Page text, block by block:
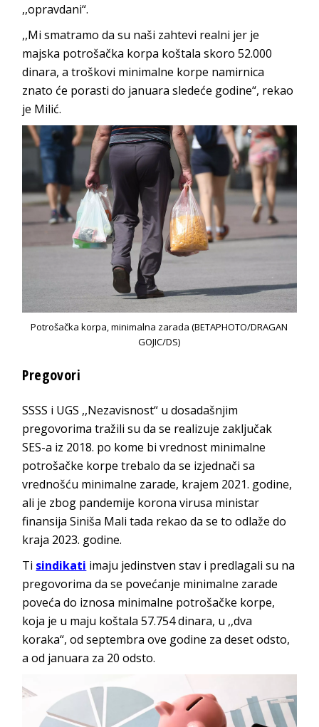
,,opravdani“.
,,Mi smatramo da su naši zahtevi realni jer je
majska potrošačka korpa koštala skoro 52.000
dinara, a troškovi minimalne korpe namirnica
znato će porasti do januara sledeće godine“, rekao
je Milić.
Potrošačka korpa, minimalna zarada (BETAPHOTO/DRAGAN
GOJIC/DS)
Pregovori
SSSS i UGS ,,Nezavisnost“ u dosadašnjim
pregovorima tražili su da se realizuje zaključak
SES-a iz 2018. po kome bi vrednost minimalne
potrošačke korpe trebalo da se izjednači sa
vrednošću minimalne zarade, krajem 2021. godine,
ali je zbog pandemije korona virusa ministar
finansija Siniša Mali tada rekao da se to odlaže do
kraja 2023. godine.
Ti sindikati imaju jedinstven stav i predlagali su na
pregovorima da se povećanje minimalne zarade
poveća do iznosa minimalne potrošačke korpe,
koja je u maju koštala 57.754 dinara, u ,,dva
koraka“, od septembra ove godine za deset odsto,
a od januara za 20 odsto.